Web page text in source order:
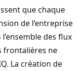
que chaque
de l’entreprise
des flux
frontalières ne
La création de